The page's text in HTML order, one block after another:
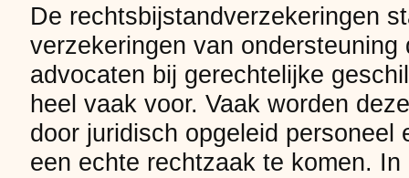
De rechtsbijstandverzekeringen
verzekeringen van ondersteuning
advocaten bij gerechtelijke
heel vaak voor. Vaak worden
door juridisch opgeleid personeel
een echte rechtzaak te komen.